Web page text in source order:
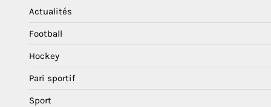
Actualités
Football
Hockey
Pari sportif
Sport